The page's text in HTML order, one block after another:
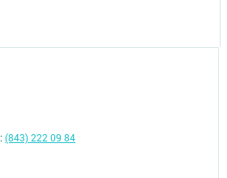
(843) 222 09 84